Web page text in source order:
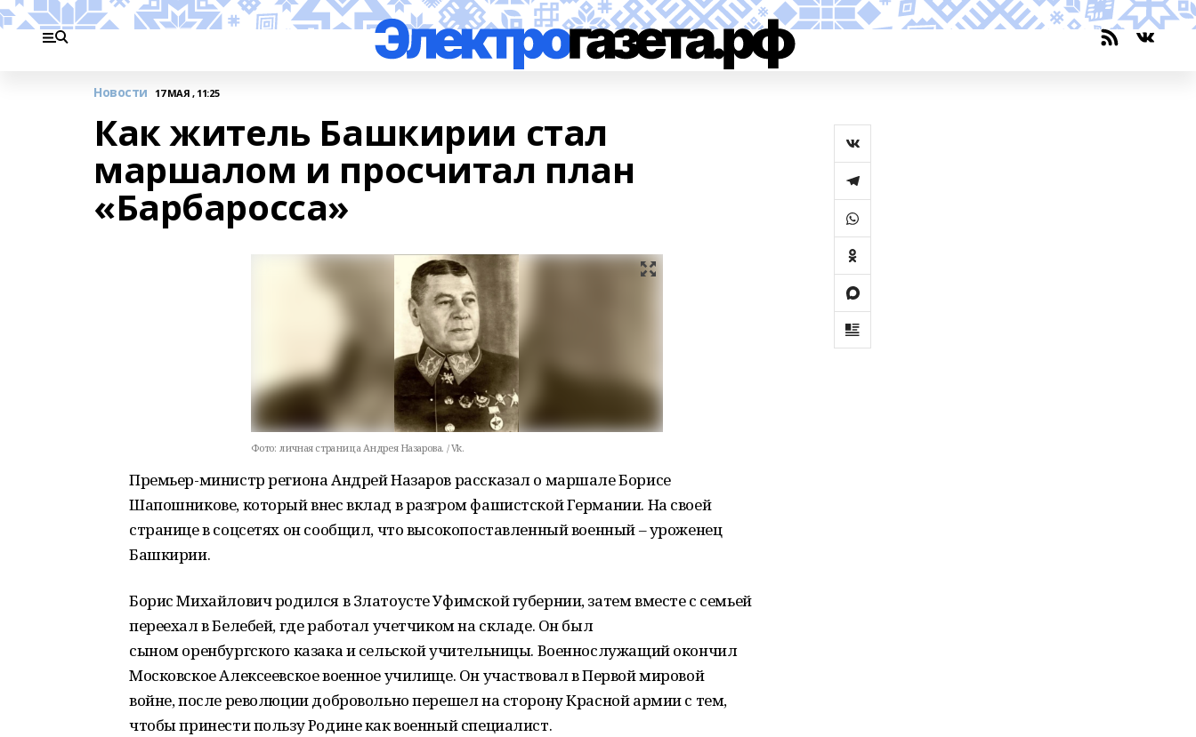
Новости 17 МАЯ , 11:25
Как житель Башкирии стал
маршалом и просчитал план
«Барбаросса»
Фото: личная страница Андрея Назарова. / Vk.
Премьер-министр региона Андрей Назаров рассказал о маршале Борисе
Шапошникове, который внес вклад в разгром фашистской Германии. На своей
странице в соцсетях он сообщил, что высокопоставленный военный – уроженец
Башкирии.
Борис Михайлович родился в Златоусте Уфимской губернии, затем вместе с семьей
переехал в Белебей, где работал учетчиком на складе. Он был
сыном оренбургского казака и сельской учительницы. Военнослужащий окончил
Московское Алексеевское военное училище. Он участвовал в Первой мировой
войне, после революции добровольно перешел на сторону Красной армии с тем,
чтобы принести пользу Родине как военный специалист.